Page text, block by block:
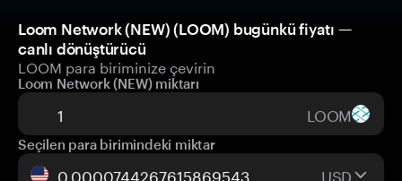
Loom Network (NEW) (LOOM) bugünkü fiyatı —
canlı dönüştürücü
LOOM para biriminize çevirin
Loom Network (NEW) miktarı
LOOM
Seçilen para birimindeki miktar
USD